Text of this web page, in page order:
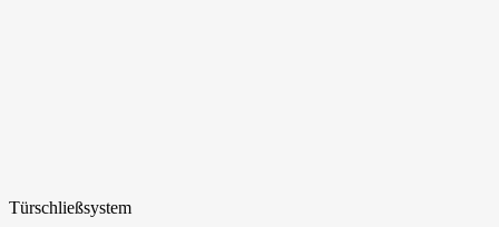
Türschließsystem